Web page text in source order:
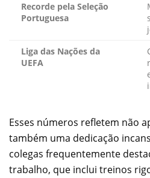
Recorde pela Seleção
Portuguesa
Liga das Nações da
UEFA
Esses números refletem não
também uma dedicação
colegas frequentemente
trabalho, que inclui treinos